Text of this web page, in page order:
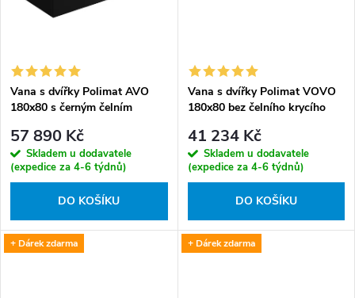
Vana s dvířky Polimat AVO
180x80 s černým čelním
s výpustí Click-Clack
57 890 Kč
Skladem u dodavatele
(expedice za 4-6 týdnů)
DO KOŠÍKU
Vana s dvířky Polimat VOVO
180x80 bez čelního krycího
výpustí Click-Clack
41 234 Kč
Skladem u dodavatele
(expedice za 4-6 týdnů)
DO KOŠÍKU
+ Dárek zdarma + Dárek zdarma